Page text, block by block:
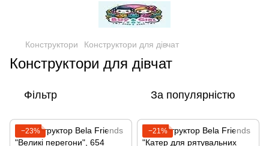
Конструктори Конструктори для дівчат
Конструктори для дівчат
Фільтр За популярністю
−23% −21%